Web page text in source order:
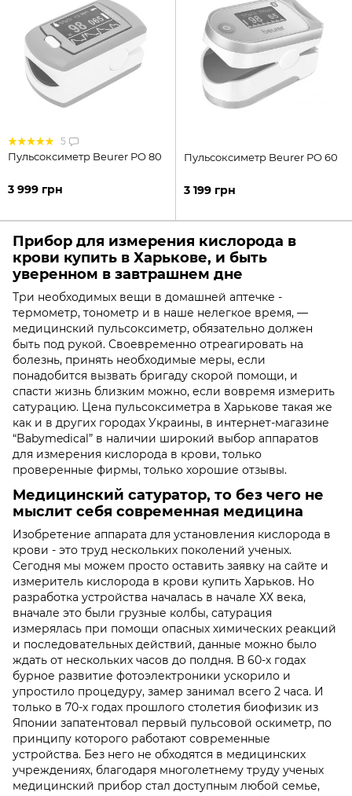
5
Пульсоксиметр Beurer PO 80
3 999 грн
Пульсоксиметр Beurer PO 60
3 199 грн
Прибор для измерения кислорода в
крови купить в Харькове, и быть
уверенном в завтрашнем дне
Три необходимых вещи в домашней аптечке -
термометр, тонометр и в наше нелегкое время, —
медицинский пульсоксиметр, обязательно должен
быть под рукой. Своевременно отреагировать на
болезнь, принять необходимые меры, если
понадобится вызвать бригаду скорой помощи, и
спасти жизнь близким можно, если вовремя измерить
сатурацию. Цена пульсоксиметра в Харькове такая же
как и в других городах Украины, в интернет-магазине
“Babymedical” в наличии широкий выбор аппаратов
для измерения кислорода в крови, только
проверенные фирмы, только хорошие отзывы.
Медицинский сатуратор, то без чего не
мыслит себя современная медицина
Изобретение аппарата для установления кислорода в
крови - это труд нескольких поколений ученых.
Сегодня мы можем просто оставить заявку на сайте и
измеритель кислорода в крови купить Харьков. Но
разработка устройства началась в начале ХХ века,
вначале это были грузные колбы, сатурация
измерялась при помощи опасных химических реакций
и последовательных действий, данные можно было
ждать от нескольких часов до полдня. В 60-х годах
бурное развитие фотоэлектроники ускорило и
упростило процедуру, замер занимал всего 2 часа. И
только в 70-х годах прошлого столетия биофизик из
Японии запатентовал первый пульсовой оскиметр, по
принципу которого работают современные
устройства. Без него не обходятся в медицинских
учреждениях, благодаря многолетнему труду ученых
медицинский прибор стал доступным любой семье,